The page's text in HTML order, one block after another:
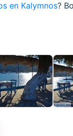
en Kalymnos?